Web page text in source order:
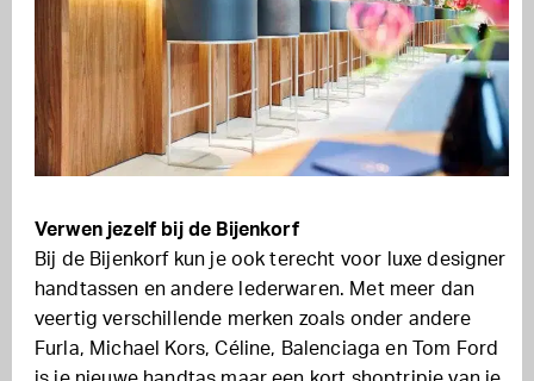
Verwen jezelf bij de Bijenkorf
Bij de Bijenkorf kun je ook terecht voor luxe designer
handtassen en andere lederwaren. Met meer dan
veertig verschillende merken zoals onder andere
Furla, Michael Kors, Céline, Balenciaga en Tom Ford